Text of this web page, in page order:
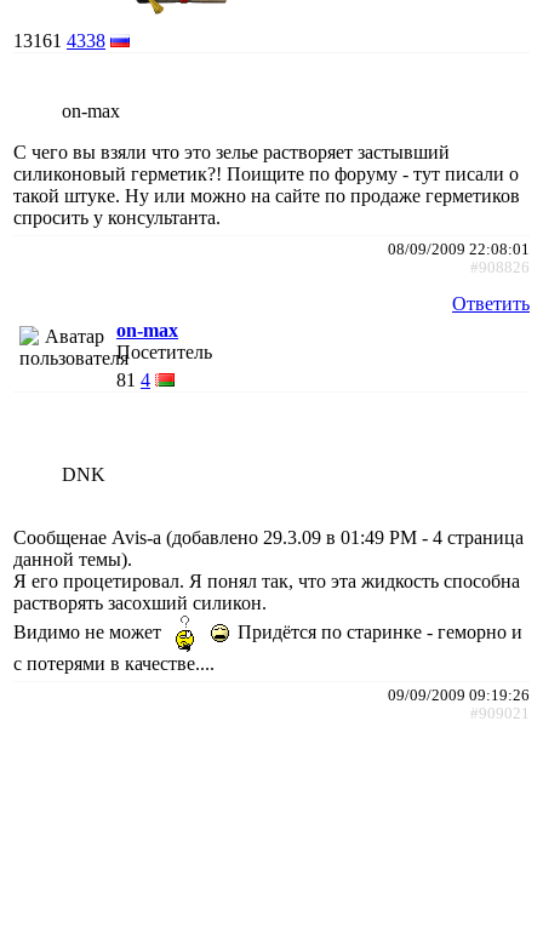
13161 4338
on-max
С чего вы взяли что это зелье растворяет застывший
силиконовый герметик?! Поищите по форуму - тут писали о
такой штуке. Ну или можно на сайте по продаже герметиков
спросить у консультанта.
08/09/2009 22:08:01
#908826
Ответить
on-max
Посетитель
81 4
DNK
Cообщенае Avis-а (добавлено 29.3.09 в 01:49 PM - 4 страница
данной темы).
Я его процетировал. Я понял так, что эта жидкость способна
растворять засохший силикон.
Видимо не может
Придётся по старинке - геморно и
с потерями в качестве....
09/09/2009 09:19:26
#909021